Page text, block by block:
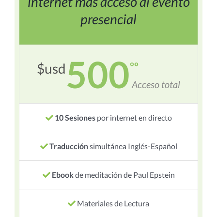
presencial
$usd500ºº
Acceso total
10 Sesionespor internet en directo
Traducciónsimultánea Inglés-Español
Ebook de meditación de Paul Epstein
Materiales de Lectura